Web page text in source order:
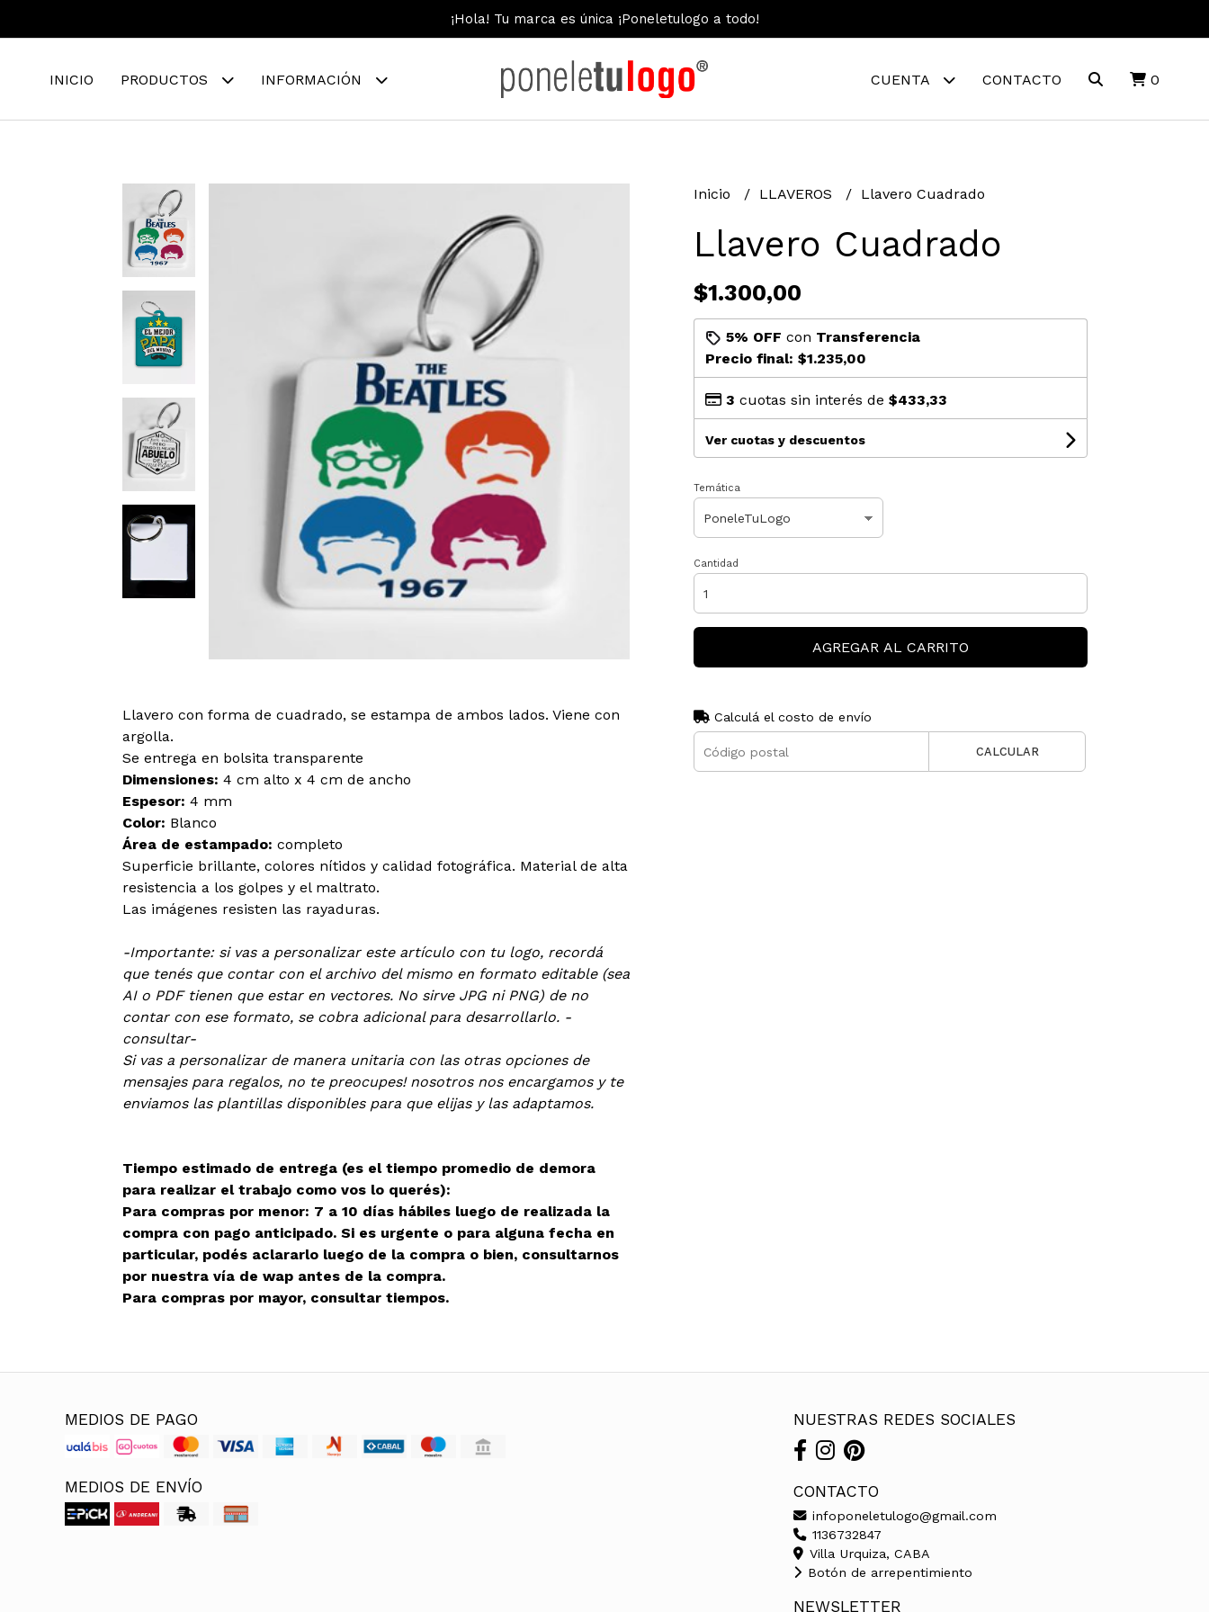
¡Hola! Tu marca es única ¡Poneletulogo a todo!
INICIO PRODUCTOS INFORMACIÓN CUENTA CONTACTO 0
Llavero con forma de cuadrado, se estampa de ambos lados. Viene con
argolla.
Se entrega en bolsita transparente
Dimensiones: 4 cm alto x 4 cm de ancho
Espesor: 4 mm
Color: Blanco
Área de estampado: completo
Superficie brillante, colores nítidos y calidad fotográfica. Material de alta
resistencia a los golpes y el maltrato.
Las imágenes resisten las rayaduras.
-Importante: si vas a personalizar este artículo con tu logo, recordá
que tenés que contar con el archivo del mismo en formato editable (sea
AI o PDF tienen que estar en vectores. No sirve JPG ni PNG) de no
contar con ese formato, se cobra adicional para desarrollarlo. -
consultar-
Si vas a personalizar de manera unitaria con las otras opciones de
mensajes para regalos, no te preocupes! nosotros nos encargamos y te
enviamos las plantillas disponibles para que elijas y las adaptamos.
Tiempo estimado de entrega (es el tiempo promedio de demora
para realizar el trabajo como vos lo querés):
Para compras por menor: 7 a 10 días hábiles luego de realizada la
compra con pago anticipado. Si es urgente o para alguna fecha en
particular, podés aclararlo luego de la compra o bien, consultarnos
por nuestra vía de wap antes de la compra.
Para compras por mayor, consultar tiempos.
Inicio LLAVEROS Llavero Cuadrado
Llavero Cuadrado
$1.300,00
5% OFF con Transferencia
Precio final: $1.235,00
3 cuotas sin interés de $433,33
Ver cuotas y descuentos
Temática
Cantidad
AGREGAR AL CARRITO
Calculá el costo de envío
CALCULAR
MEDIOS DE PAGO
MEDIOS DE ENVÍO
NUESTRAS REDES SOCIALES
CONTACTO
infoponeletulogo@gmail.com
1136732847
Villa Urquiza, CABA
Botón de arrepentimiento
NEWSLETTER